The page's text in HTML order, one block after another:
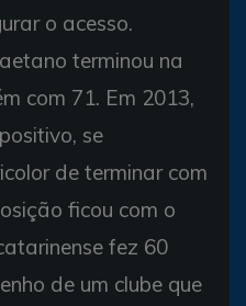
o acesso.
terminou na
com 71. Em 2013,
se
de terminar com
ficou com o
fez 60
de um clube que